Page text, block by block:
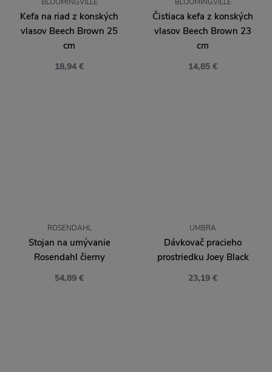
Kefa na riad z konských
vlasov Beech Brown 25
cm
18,94 €
Čistiaca kefa z konských
vlasov Beech Brown 23
cm
14,85 €
ROSENDAHL
Stojan na umývanie
Rosendahl čierny
54,89 €
UMBRA
Dávkovač pracieho
prostriedku Joey Black
23,19 €